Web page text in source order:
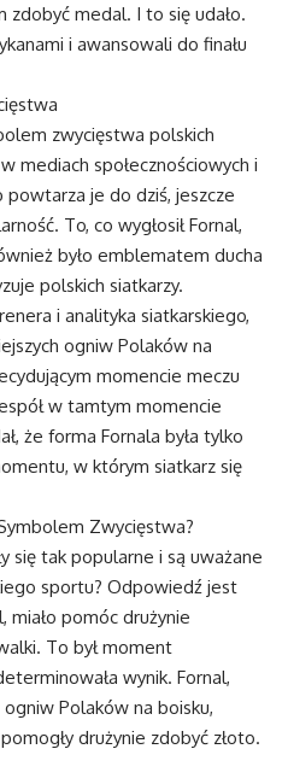
medal. I to się udało.
i awansowali do finału
zwycięstwa polskich
mediach społecznościowych i
powtarza je do dziś, jeszcze
To, co wygłosił Fornal,
było emblematem ducha
polskich siatkarzy.
i analityka siatkarskiego,
ogniw Polaków na
momencie meczu
w tamtym momencie
że forma Fornala była tylko
w którym siatkarz się
Zwycięstwa?
się tak popularne i są uważane
sportu? Odpowiedź jest
miało pomóc drużynie
To był moment
wynik. Fornal,
Polaków na boisku,
drużynie zdobyć złoto.